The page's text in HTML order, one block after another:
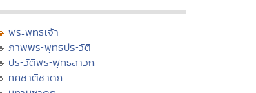
พระพุทธเจ้า
ภาพพระพุทธประวัติ
ประวัติพระพุทธสาวก
ทศชาติชาดก